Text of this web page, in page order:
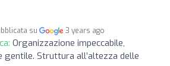
su 3 years ago
Organizzazione impeccabile,
gentile. Struttura all’altezza delle